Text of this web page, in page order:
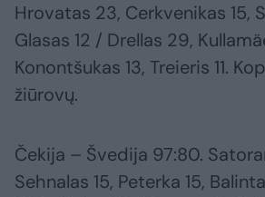
Hrovatas 23, Cerkvenikas 15,
Glasas 12 / Drellas 29,
Konontšukas 13, Treieris 11.
žiūrovų.
Čekija – Švedija 97:80.
Sehnalas 15, Peterka 15,